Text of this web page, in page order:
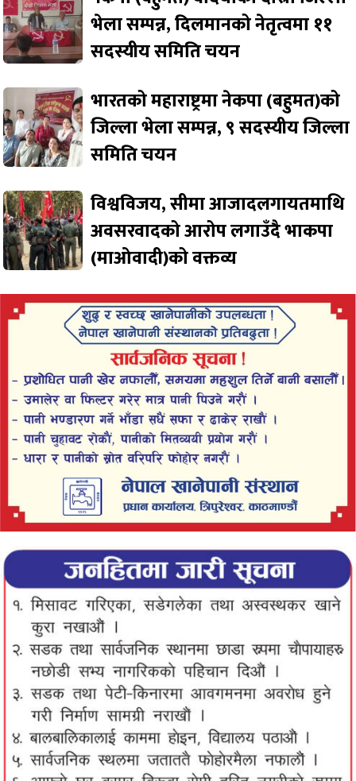
भेला सम्पन्न, दिलमानको नेतृत्वमा ११
सदस्यीय समिति चयन
भारतको महाराष्ट्रमा नेकपा (बहुमत)को
जिल्ला भेला सम्पन्न, ९ सदस्यीय जिल्ला
समिति चयन
विश्वविजय, सीमा आजादलगायतमाथि
अवसरवादको आरोप लगाउँदै भाकपा
(माओवादी)को वक्तव्य